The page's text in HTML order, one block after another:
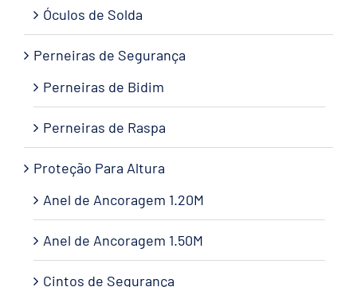
Óculos de Solda
Perneiras de Segurança
Perneiras de Bidim
Perneiras de Raspa
Proteção Para Altura
Anel de Ancoragem 1.20M
Anel de Ancoragem 1.50M
Cintos de Segurança